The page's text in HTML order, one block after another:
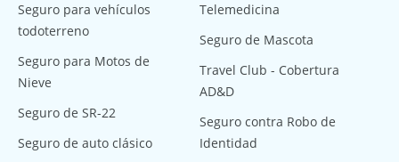
Seguro para vehículos
todoterreno
Seguro para Motos de
Nieve
Seguro de SR-22
Seguro de auto clásico
Telemedicina
Seguro de Mascota
Travel Club - Cobertura
AD&D
Seguro contra Robo de
Identidad